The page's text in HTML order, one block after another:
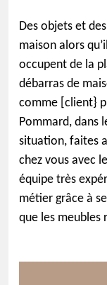
Des objets et
maison alors
occupent de la
débarras de
comme [client}
Pommard, dans
situation, faites
chez vous avec
équipe très
métier grâce à
que les meubles